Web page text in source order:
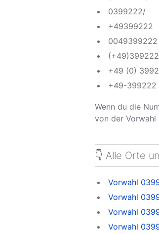
0399222/
+49399222
0049399222
(+49)399222
+49 (0)
+49-399222
Wenn du die
von der Vorwahl
👇 Alle Orte
Vorwahl
Vorwahl
Vorwahl
Vorwahl